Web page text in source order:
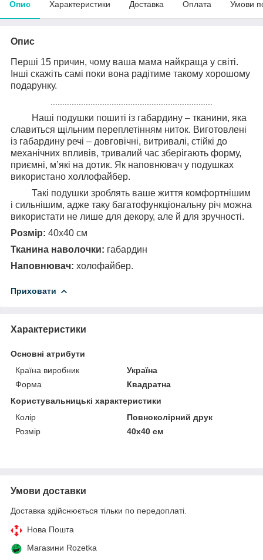
Опис Характеристики Доставка Оплата Умови
Опис
Перші 15 причин, чому ваша мама найкраща у світі.
Інші скажіть самі поки вона радітиме такому хорошому
подарунку.
Наші подушки пошиті із габардину – тканини, яка
славиться щільним переплетінням ниток. Виготовлені
із габардину речі – довговічні, витривалі, стійкі до
механічних впливів, тривалий час зберігають форму,
приємні, м’які на дотик. Як наповнювач у подушках
використано холлофайбер.
Такі подушки зроблять ваше життя комфортнішим
і сильнішим, адже таку багатофункціональну річ можна
використати не лише для декору, але й для зручності.
Розмір: 40х40 см
Тканина наволочки: габардин
Наповнювач: холофайбер.
Приховати
Характеристики
Основні атрибути
Країна виробник
Україна
Форма
Квадратна
Користувальницькі характеристики
Колір
Повноколірний друк
Розмір
40х40 см
Умови доставки
Доставка здійснюється тільки по передоплаті.
Нова Пошта
Магазини Rozetka